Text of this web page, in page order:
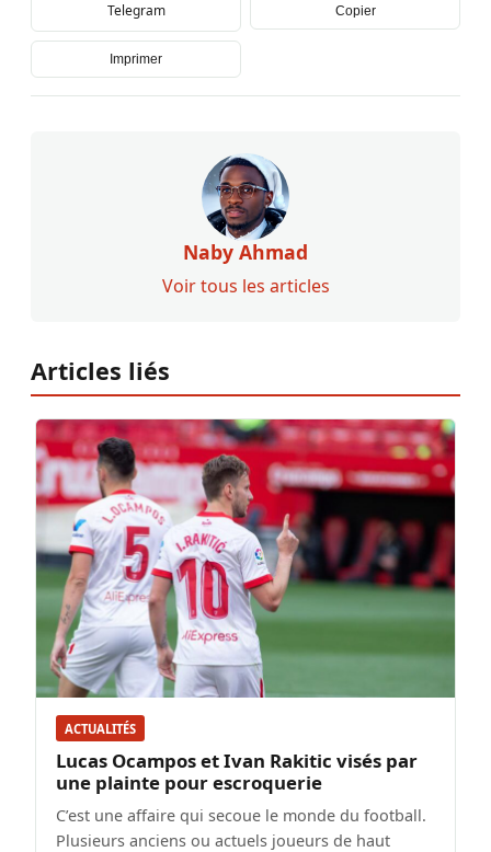
Telegram Copier
Imprimer
Naby Ahmad
Voir tous les articles
Articles liés
ACTUALITÉS
Lucas Ocampos et Ivan Rakitic visés par
une plainte pour escroquerie
C’est une affaire qui secoue le monde du football.
Plusieurs anciens ou actuels joueurs de haut